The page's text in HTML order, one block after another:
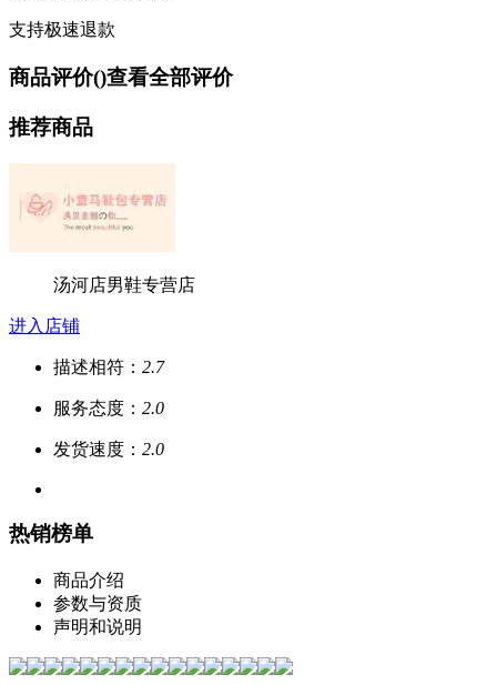
支持极速退款
商品评价()查看全部评价
推荐商品
汤河店男鞋专营店
进入店铺
描述相符： 2.7
服务态度： 2.0
发货速度： 2.0
热销榜单
商品介绍
参数与资质
声明和说明